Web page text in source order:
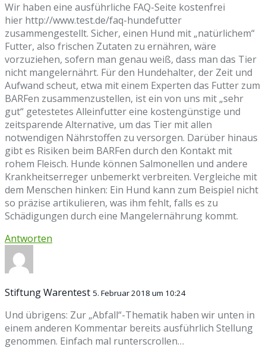
Wir haben eine ausführliche FAQ-Seite kostenfrei
hier http://www.test.de/faq-hundefutter
zusammengestellt. Sicher, einen Hund mit „natürlichem“
Futter, also frischen Zutaten zu ernähren, wäre
vorzuziehen, sofern man genau weiß, dass man das Tier
nicht mangelernährt. Für den Hundehalter, der Zeit und
Aufwand scheut, etwa mit einem Experten das Futter zum
BARFen zusammenzustellen, ist ein von uns mit „sehr
gut“ getestetes Alleinfutter eine kostengünstige und
zeitsparende Alternative, um das Tier mit allen
notwendigen Nährstoffen zu versorgen. Darüber hinaus
gibt es Risiken beim BARFen durch den Kontakt mit
rohem Fleisch. Hunde können Salmonellen und andere
Krank­heits­erreger unbe­merkt verbreiten. Vergleiche mit
dem Menschen hinken: Ein Hund kann zum Beispiel nicht
so präzise artikulieren, was ihm fehlt, falls es zu
Schädigungen durch eine Mangelernährung kommt.
Antworten
Stiftung Warentest 5. Februar 2018 um 10:24
Und übrigens: Zur „Abfall“-Thematik haben wir unten in
einem anderen Kommentar bereits ausführlich Stellung
genommen. Einfach mal runterscrollen…